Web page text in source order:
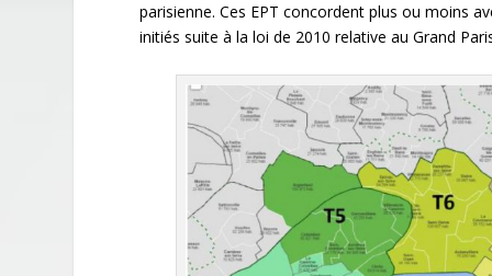
parisienne. Ces EPT concordent plus ou moins
initiés suite à la loi de 2010 relative au Grand